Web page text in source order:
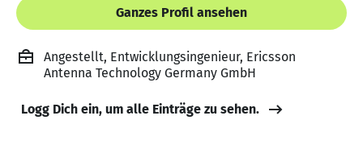
Ganzes Profil ansehen
Angestellt, Entwicklungsingenieur, Ericsson
Antenna Technology Germany GmbH
Logg Dich ein, um alle Einträge zu sehen.